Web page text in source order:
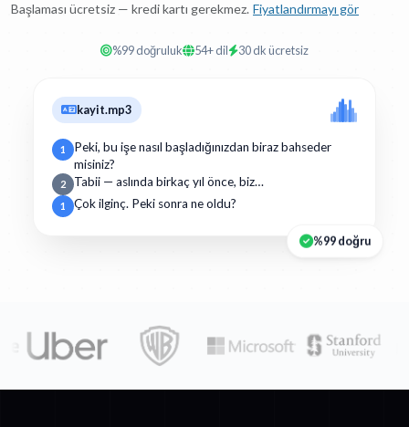
Başlaması ücretsiz — kredi kartı gerekmez. Fiyatlandırmayı gör
%99 doğruluk 54+ dil 30 dk ücretsiz
kayit.mp3
1
Peki, bu işe nasıl başladığınızdan biraz bahseder
misiniz?
2 Tabii — aslında birkaç yıl önce, biz…
1 Çok ilginç. Peki sonra ne oldu?
%99 doğru